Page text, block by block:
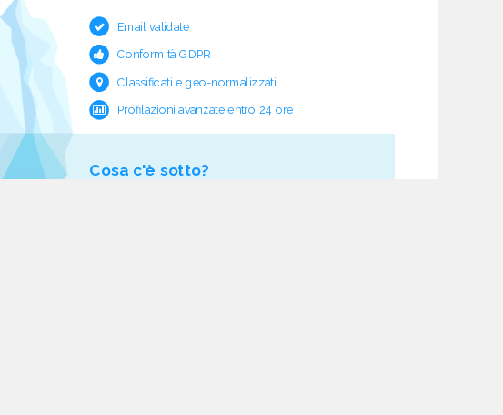
Email validate
Conformità GDPR
Classificati e geo-normalizzati
Profilazioni avanzate entro 24 ore
Cosa c'è sotto?